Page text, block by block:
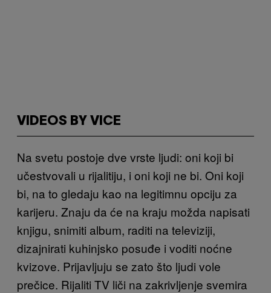
VIDEOS BY VICE
Na svetu postoje dve vrste ljudi: oni koji bi
učestvovali u rijalitiju, i oni koji ne bi. Oni koji
bi, na to gledaju kao na legitimnu opciju za
karijeru. Znaju da će na kraju možda napisati
knjigu, snimiti album, raditi na televiziji,
dizajnirati kuhinjsko posuđe i voditi noćne
kvizove. Prijavljuju se zato što ljudi vole
prečice. Rijaliti TV liči na zakrivljenje svemira